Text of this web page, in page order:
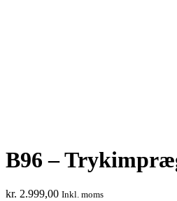
B96 –
kr. 2.999,00 Inkl. moms